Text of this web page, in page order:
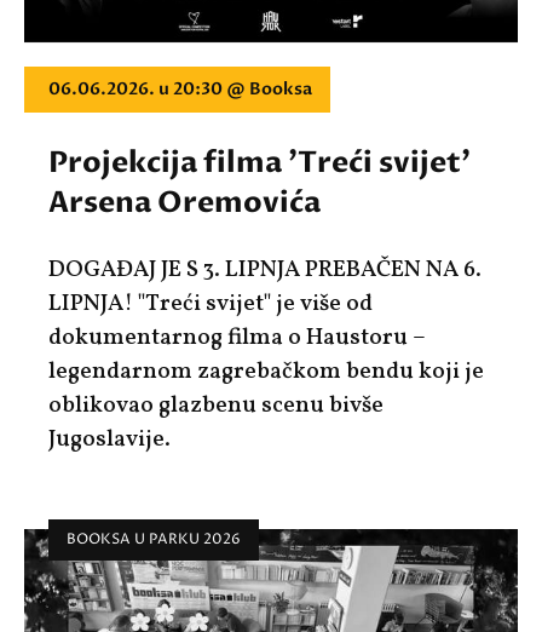
06.06.2026. u 20:30 @ Booksa
Projekcija filma 'Treći svijet'
Arsena Oremovića
DOGAĐAJ JE S 3. LIPNJA PREBAČEN NA 6.
LIPNJA! "Treći svijet" je više od
dokumentarnog filma o Haustoru –
legendarnom zagrebačkom bendu koji je
oblikovao glazbenu scenu bivše
Jugoslavije.
BOOKSA U PARKU 2026